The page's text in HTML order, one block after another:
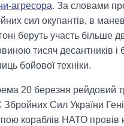
агресора. За словами
сил окупантів, в
беруть участь більше
тисяч десантників і
бойової техніки.
20 березня рейдовий
Сил України
кораблів НАТО провів